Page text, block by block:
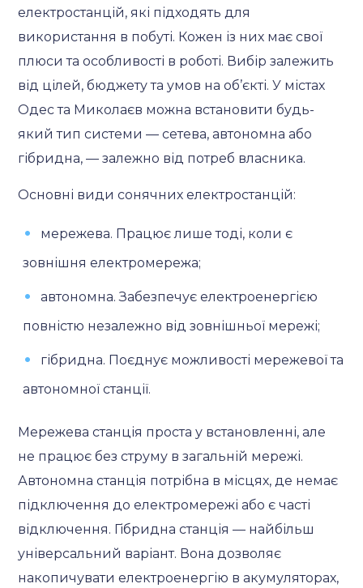
електростанцій, які підходять для
використання в побуті. Кожен із них має свої
плюси та особливості в роботі. Вибір залежить
від цілей, бюджету та умов на об’єкті. У містах
Одес та Миколаєв можна встановити будь-
який тип системи — сетева, автономна або
гібридна, — залежно від потреб власника.
Основні види сонячних електростанцій:
мережева. Працює лише тоді, коли є
зовнішня електромережа;
автономна. Забезпечує електроенергією
повністю незалежно від зовнішньої мережі;
гібридна. Поєднує можливості мережевої та
автономної станції.
Мережева станція проста у встановленні, але
не працює без струму в загальній мережі.
Автономна станція потрібна в місцях, де немає
підключення до електромережі або є часті
відключення. Гібридна станція — найбільш
універсальний варіант. Вона дозволяє
накопичувати електроенергію в акумуляторах,